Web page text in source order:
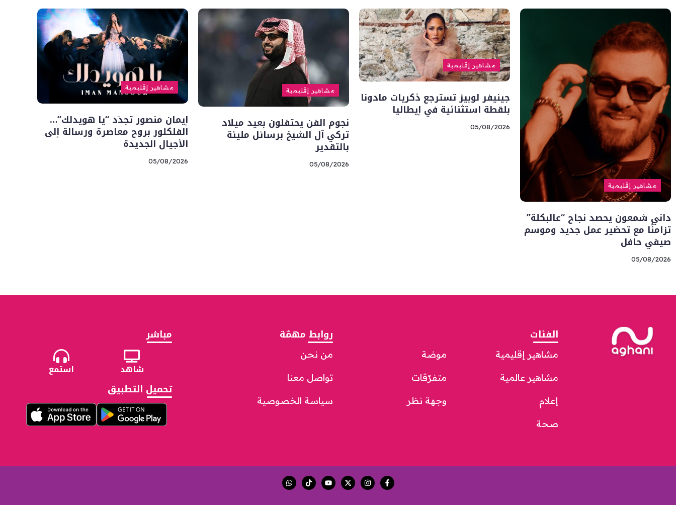
مشاهير إقليمية
داني شمعون يحصد نجاح “عالبكلة”
تزامنًا مع تحضير عمل جديد وموسم
صيفي حافل
05/08/2026
مشاهير إقليمية
جينيفر لوبيز تسترجع ذكريات مادونا
بلقطة استثنائية في إيطاليا
05/08/2026
مشاهير إقليمية
نجوم الفن يحتفلون بعيد ميلاد
تركي آل الشيخ برسائل مليئة
بالتقدير
05/08/2026
مشاهير إقليمية
إيمان منصور تجدّد “يا هويدلك”…
الفلكلور بروح معاصرة ورسالة إلى
الأجيال الجديدة
05/08/2026
الفئات
مشاهير إقليمية
مشاهير عالمية
إعلام
صحة
موضة
متفرّقات
وجهة نظر
روابط مهمّة
من نحن
تواصل معنا
سياسة الخصوصية
مباشر
شاهد استمع
تحميل التطبيق